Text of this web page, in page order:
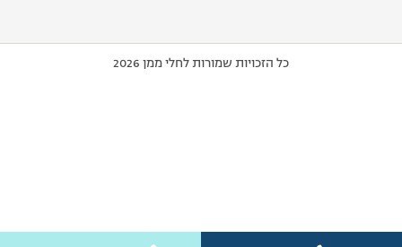
כל הזכויות שמורות לחלי ממן 2026